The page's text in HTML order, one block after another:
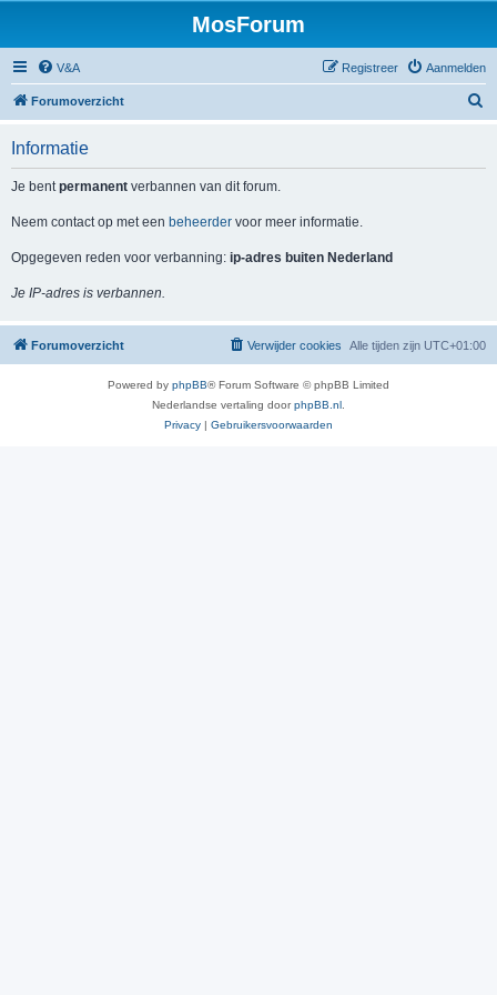
MosForum
V&A Aanmelden
Registreer
Forumoverzicht
Informatie
Je bentpermanent verbannen van dit forum.
Neem contact op met een beheerder voor meer informatie.
Opgegeven reden voor verbanning: ip-adres buiten Nederland
Je IP-adres is verbannen.
Forumoverzicht Alle tijden zijn UTC+01:00
Verwijder cookies
Powered by phpBB® Forum Software © phpBB Limited
Nederlandse vertaling doorphpBB.nl
Privacy | Gebruikersvoorwaarden